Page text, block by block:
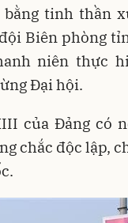
tinh thần
Biên phòng
niên thực
Đại hội.
của Đảng có
chắc độc lập,